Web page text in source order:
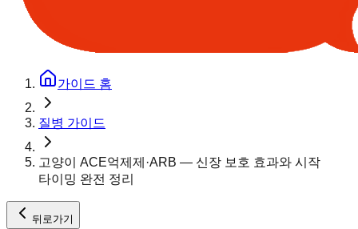
가이드 홈
질병 가이드
고양이 ACE억제제·ARB — 신장 보호 효과와 시작
타이밍 완전 정리
뒤로가기